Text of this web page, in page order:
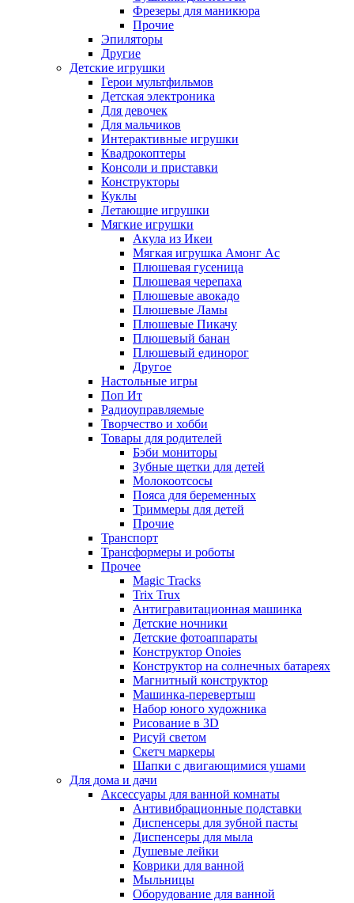
Фрезеры для маникюра
Прочие
Эпиляторы
Другие
Детские игрушки
Герои мультфильмов
Детская электроника
Для девочек
Для мальчиков
Интерактивные игрушки
Квадрокоптеры
Консоли и приставки
Конструкторы
Куклы
Летающие игрушки
Мягкие игрушки
Акула из Икеи
Мягкая игрушка Амонг Ас
Плюшевая гусеница
Плюшевая черепаха
Плюшевые авокадо
Плюшевые Ламы
Плюшевые Пикачу
Плюшевый банан
Плюшевый единорог
Другое
Настольные игры
Поп Ит
Радиоуправляемые
Творчество и хобби
Товары для родителей
Бэби мониторы
Зубные щетки для детей
Молокоотсосы
Пояса для беременных
Триммеры для детей
Прочие
Транспорт
Трансформеры и роботы
Прочее
Magic Tracks
Trix Trux
Антигравитационная машинка
Детские ночники
Детские фотоаппараты
Конструктор Onoies
Конструктор на солнечных батареях
Магнитный конструктор
Машинка-перевертыш
Набор юного художника
Рисование в 3D
Рисуй светом
Скетч маркеры
Шапки с двигающимися ушами
Для дома и дачи
Аксессуары для ванной комнаты
Антивибрационные подставки
Диспенсеры для зубной пасты
Диспенсеры для мыла
Душевые лейки
Коврики для ванной
Мыльницы
Оборудование для ванной